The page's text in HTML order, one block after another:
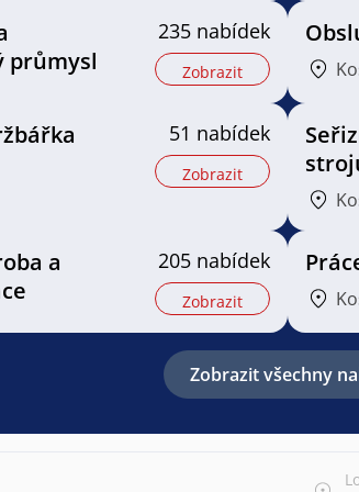
průmysl
235 nabídek
Zobrazit
51 nabídek
Zobrazit
a
205 nabídek
Zobrazit
Zobrazit všechny